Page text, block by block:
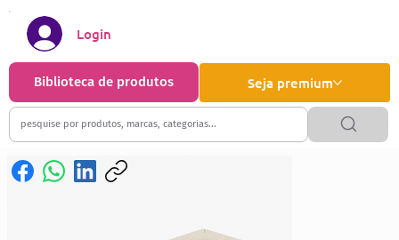
Seja premium
Biblioteca de produtos
Login